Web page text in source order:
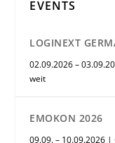
EVENTS
LOGINEXT
02.09.2026 –
weit
EMOKON 2026
09.09. – 10.09.2026